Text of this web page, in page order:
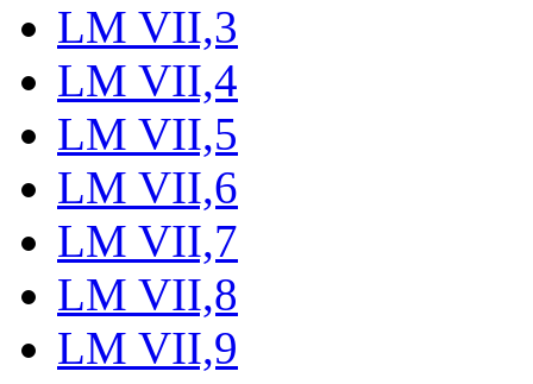
LM VII,3
LM VII,4
LM VII,5
LM VII,6
LM VII,7
LM VII,8
LM VII,9